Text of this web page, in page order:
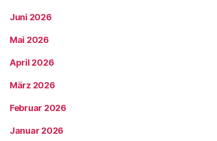
Juni 2026
Mai 2026
April 2026
März 2026
Februar 2026
Januar 2026